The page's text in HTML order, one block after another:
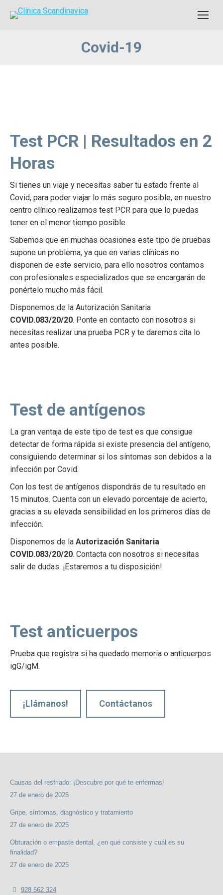
Covid-19
Test PCR | Resultados en 2
Horas
Si tienes un viaje y necesitas saber tu estado frente al
Covid, para poder viajar lo más seguro posible, en nuestro
centro clínico realizamos test PCR para que lo puedas
tener en el menor tiempo posible.
Sabemos que en muchas ocasiones este tipo de pruebas
supone un problema, ya que en varias clínicas no
disponen de este servicio, para ello nosotros contamos
con profesionales especializados que se encargarán de
ponértelo mucho más fácil.
Disponemos de la Autorización Sanitaria
COVID.083/20/20. Ponte en contacto con nosotros si
necesitas realizar una prueba PCR y te daremos cita lo
antes posible.
Test de antígenos
La gran ventaja de este tipo de test es que consigue
detectar de forma rápida si existe presencia del antígeno,
consiguiendo determinar si los síntomas son debidos a la
infección por Covid.
Con los test de antígenos dispondrás de tu resultado en
15 minutos. Cuenta con un elevado porcentaje de acierto,
gracias a su elevada sensibilidad en los primeros días de
infección.
Disponemos de la Autorización Sanitaria
COVID.083/20/20. Contacta con nosotros si necesitas
salir de dudas. ¡Estaremos a tu disposición!
Test anticuerpos
Prueba que registra si ha quedado memoria o anticuerpos
igG/igM.
¡Llámanos! Contáctanos
Causas del resfriado: ¡Descubre por qué te enfermas!
27 de enero de 2025
Gripe, síntomas, diagnóstico y tratamiento
27 de enero de 2025
Obturación o empaste dental, ¿en qué consiste y cuál es su
finalidad?
27 de enero de 2025
928 562 324